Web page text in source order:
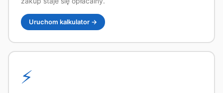
Uruchom kalkulator →
⚡